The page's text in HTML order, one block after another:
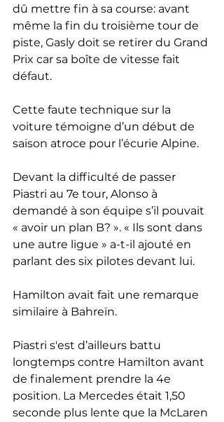
dû mettre fin à sa course: avant
même la fin du troisième tour de
piste, Gasly doit se retirer du Grand
Prix car sa boîte de vitesse fait
défaut.
Cette faute technique sur la
voiture témoigne d’un début de
saison atroce pour l’écurie Alpine.
Devant la difficulté de passer
Piastri au 7e tour, Alonso à
demandé à son équipe s’il pouvait
« avoir un plan B? ». « Ils sont dans
une autre ligue » a-t-il ajouté en
parlant des six pilotes devant lui.
Hamilton avait fait une remarque
similaire à Bahreïn.
Piastri s'est d’ailleurs battu
longtemps contre Hamilton avant
de finalement prendre la 4e
position. La Mercedes était 1,50
seconde plus lente que la McLaren